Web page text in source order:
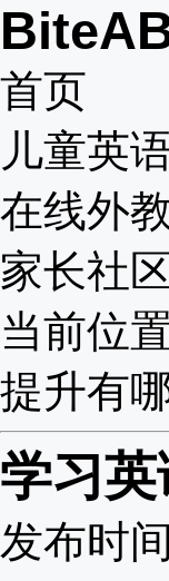
首页
儿童英
在线外
家长社
当前位
提升有
学习
发布时